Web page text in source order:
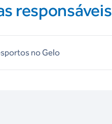
responsáveis
no Gelo